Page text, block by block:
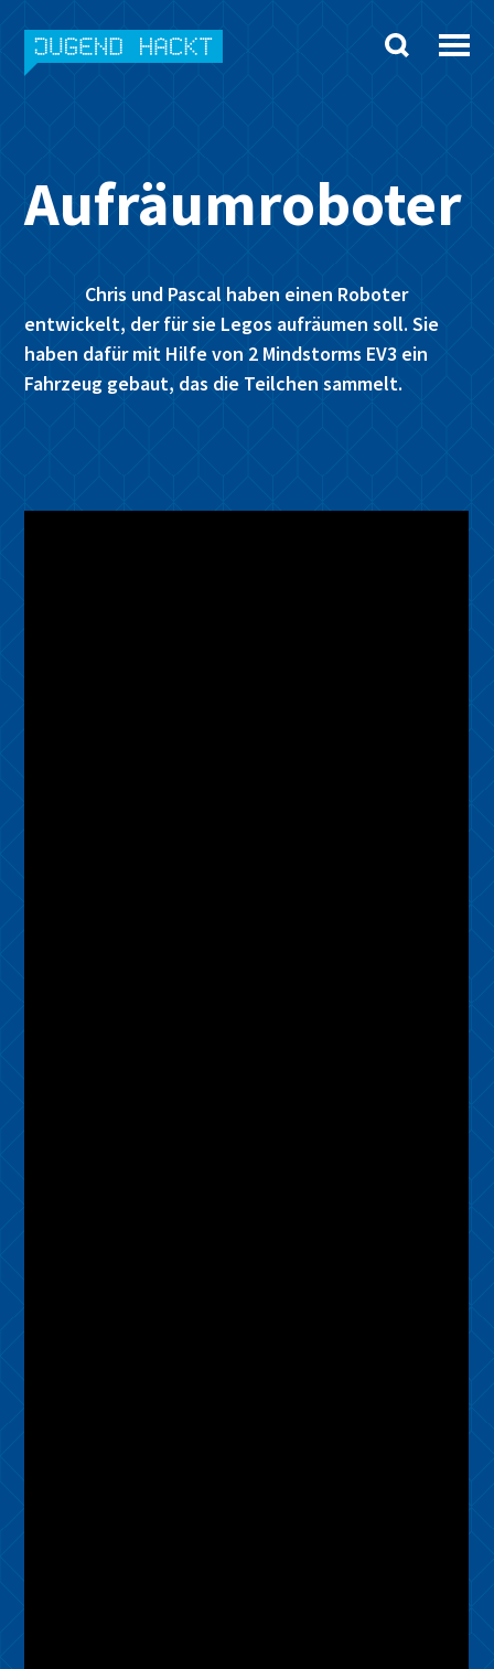
Skip
to
Aufräumroboter
Chris und Pascal haben einen Roboter
entwickelt, der für sie Legos aufräumen soll. Sie
haben dafür mit Hilfe von 2 Mindstorms EV3 ein
Fahrzeug gebaut, das die Teilchen sammelt.